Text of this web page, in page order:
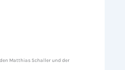
Matthias Schaller und der